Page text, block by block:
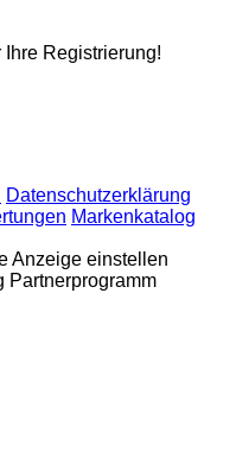
Registrierung!
Datenschutzerklärung
Markenkatalog
Anzeige einstellen
Partnerprogramm